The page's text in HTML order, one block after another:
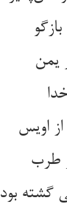
یمن
اویس
طرب
گشته بود